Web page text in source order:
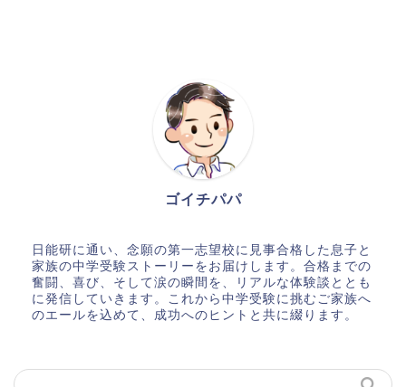
ゴイチパパ
日能研に通い、念願の第一志望校に見事合格した息子と
家族の中学受験ストーリーをお届けします。合格までの
奮闘、喜び、そして涙の瞬間を、リアルな体験談ととも
に発信していきます。これから中学受験に挑むご家族へ
のエールを込めて、成功へのヒントと共に綴ります。